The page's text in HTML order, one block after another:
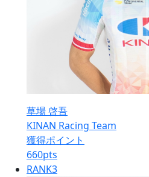
草場 啓吾
KINAN Racing Team
獲得ポイント
660pts
RANK3